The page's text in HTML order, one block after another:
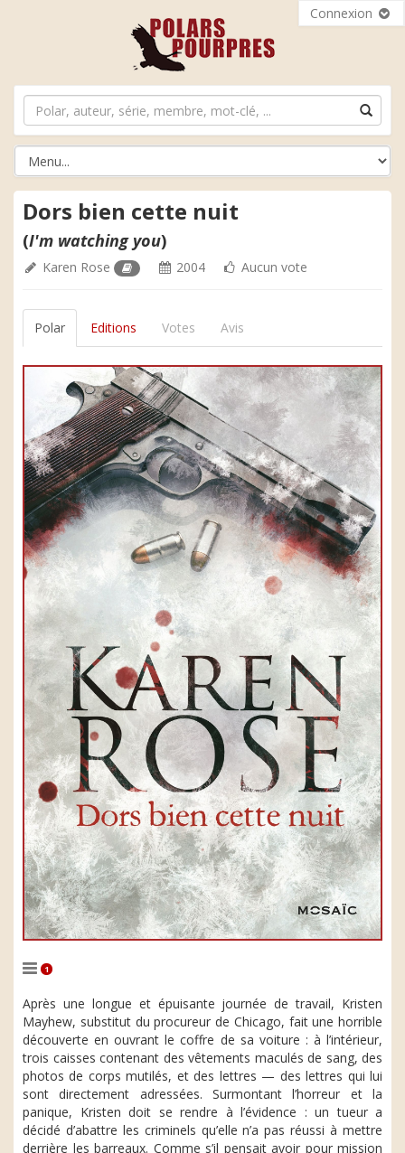
Connexion
Dors bien cette nuit
(I'm watching you)
Karen Rose 2004 Aucun vote
Polar Editions Votes Avis
1
Après une longue et épuisante journée de travail, Kristen
Mayhew, substitut du procureur de Chicago, fait une horrible
découverte en ouvrant le coffre de sa voiture : à l’intérieur,
trois caisses contenant des vêtements maculés de sang, des
photos de corps mutilés, et des lettres — des lettres qui lui
sont directement adressées. Surmontant l’horreur et la
panique, Kristen doit se rendre à l’évidence : un tueur a
décidé d’abattre les criminels qu’elle n’a pas réussi à mettre
derrière les barreaux. Comme s’il pensait avoir pour mission